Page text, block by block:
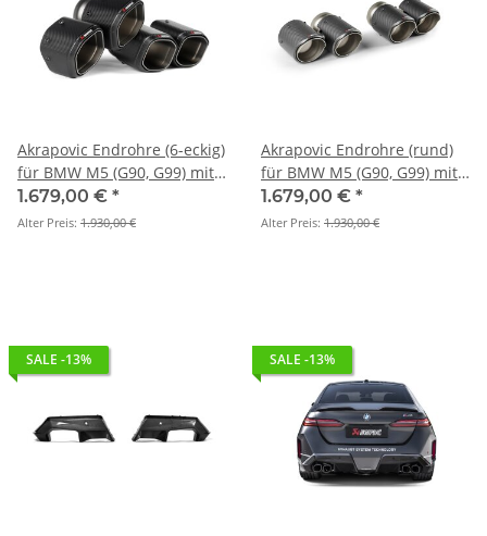
Akrapovic Endrohre (6-eckig)
für BMW M5 (G90, G99) mit /
ohne OPF/GPF- TP-CT/79
1.679,00 € *
Alter Preis: 1.930,00 €
Akrapovic Endrohre (rund)
für BMW M5 (G90, G99) mit /
ohne OPF/GPF - TP-CT/78
1.679,00 € *
Alter Preis: 1.930,00 €
SALE -13% SALE -13%